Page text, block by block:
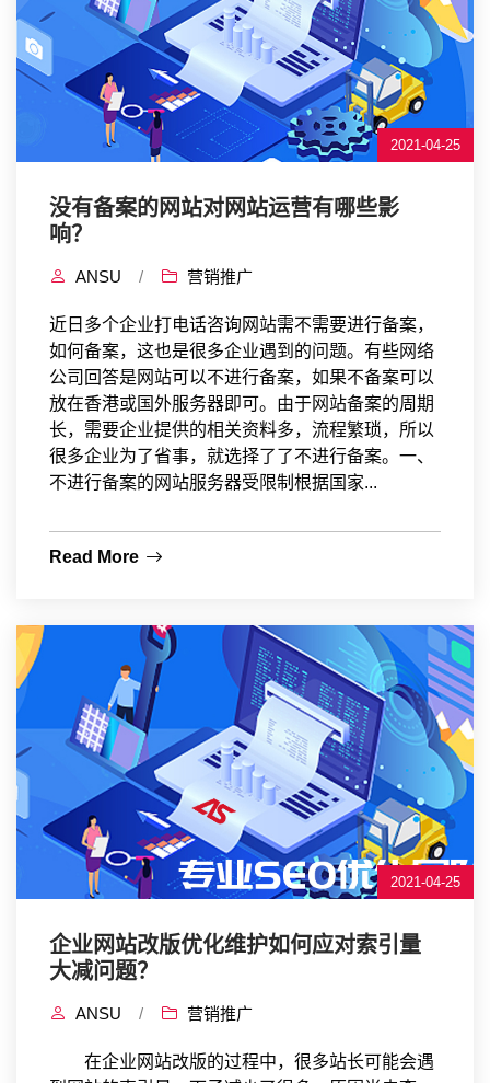
2021-04-25
没有备案的网站对网站运营有哪些影
响？
ANSU / 营销推广
近日多个企业打电话咨询网站需不需要进行备案，
如何备案，这也是很多企业遇到的问题。有些网络
公司回答是网站可以不进行备案，如果不备案可以
放在香港或国外服务器即可。由于网站备案的周期
长，需要企业提供的相关资料多，流程繁琐，所以
很多企业为了省事，就选择了了不进行备案。一、
不进行备案的网站服务器受限制根据国家...
Read More
2021-04-25
企业网站改版优化维护如何应对索引量
大减问题？
ANSU / 营销推广
在企业网站改版的过程中，很多站长可能会遇